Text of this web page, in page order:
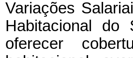
Variações
Habitacional do
oferecer